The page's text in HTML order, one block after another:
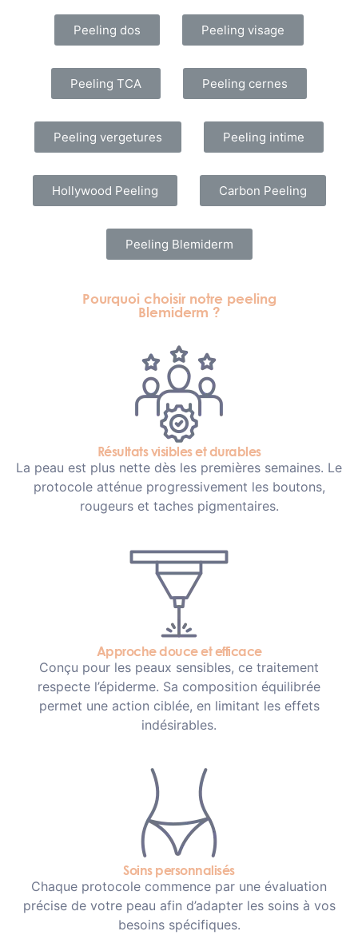
Peeling dos Peeling visage
Peeling TCA Peeling cernes
Peeling vergetures Peeling intime
Hollywood Peeling Carbon Peeling
Peeling Blemiderm
Pourquoi choisir notre peeling
Blemiderm ?
Résultats visibles et durables
La peau est plus nette dès les premières semaines. Le
protocole atténue progressivement les boutons,
rougeurs et taches pigmentaires.
Approche douce et efficace
Conçu pour les peaux sensibles, ce traitement
respecte l’épiderme. Sa composition équilibrée
permet une action ciblée, en limitant les effets
indésirables.
Soins personnalisés
Chaque protocole commence par une évaluation
précise de votre peau afin d’adapter les soins à vos
besoins spécifiques.